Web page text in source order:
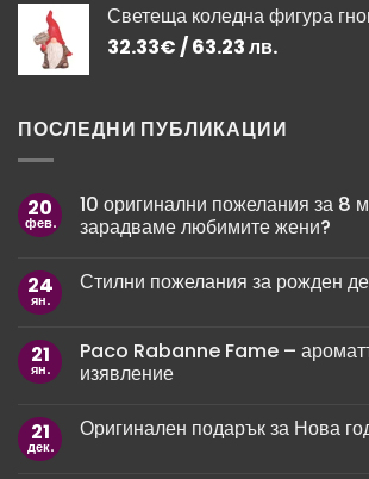
Светеща коледна фигура
32.33€ / 63.23 лв.
ПОСЛЕДНИ ПУБЛИКАЦИИ
20
фев.
10 оригинални пожелания за 8
зарадваме любимите жени?
за
за
8
март:
зарадваме
любимите
24
ян.
Стилни пожелания за рожден
Стилни
пожелания
за
на
мъж
21
ян.
Paco Rabanne Fame –
изявление
за
Paco
21
дек.
Оригинален подарък за Нова